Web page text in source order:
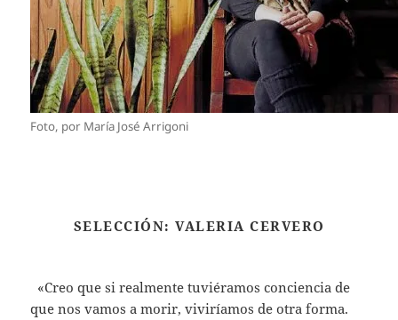
Foto, por María José Arrigoni
SELECCIÓN: VALERIA CERVERO
«Creo que si realmente tuviéramos conciencia de
que nos vamos a morir, viviríamos de otra forma.